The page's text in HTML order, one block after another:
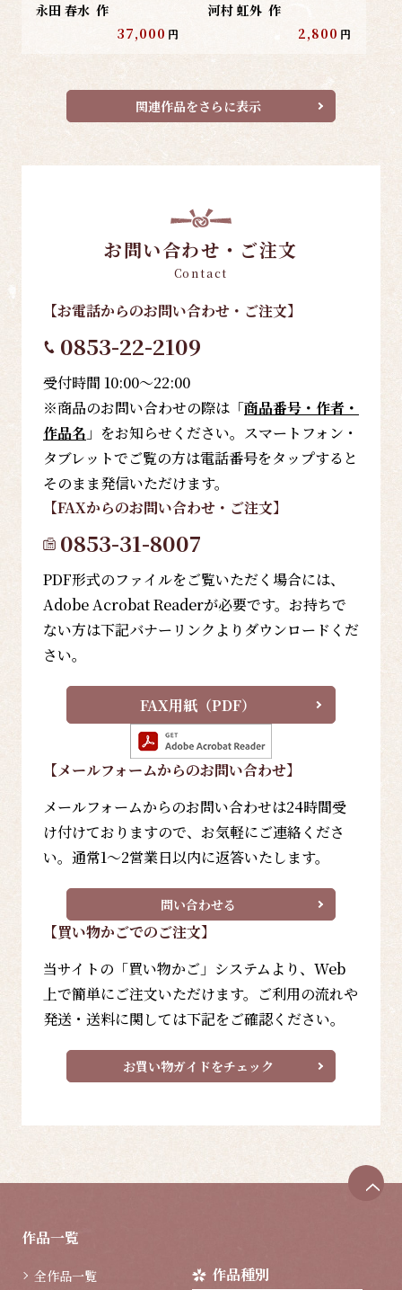
永田 春水 作
37,000 円
河村 虹外 作
2,800 円
関連作品をさらに表示
お問い合わせ・ご注文
Contact
【お電話からのお問い合わせ・ご注文】
0853-22-2109
受付時間 10:00～22:00
※商品のお問い合わせの際は「商品番号・作者・
作品名 」をお知らせください。スマートフォン・
タブレットでご覧の方は電話番号をタップすると
そのまま発信いただけます。
【FAXからのお問い合わせ・ご注文】
0853-31-8007
PDF形式のファイルをご覧いただく場合には、
Adobe Acrobat Readerが必要です。お持ちで
ない方は下記バナーリンクよりダウンロードくだ
さい。
FAX用紙（PDF）
【メールフォームからのお問い合わせ】
メールフォームからのお問い合わせは24時間受
け付けておりますので、お気軽にご連絡くださ
い。通常1～2営業日以内に返答いたします。
問い合わせる
【買い物かごでのご注文】
当サイトの「買い物かご」システムより、Web
上で簡単にご注文いただけます。ご利用の流れや
発送・送料に関しては下記をご確認ください。
お買い物ガイドをチェック
作品一覧
全作品一覧
作品種別
ペ